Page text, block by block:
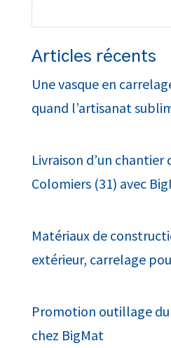
Articles récents
Une vasque en
quand l’artisanat
Livraison d’un chantier
Colomiers (31) avec
Matériaux de
extérieur, carrelage
Promotion outillage
chez BigMat